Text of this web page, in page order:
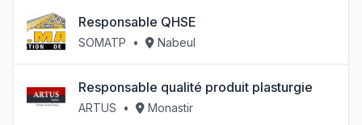
Responsable QHSE
SOMATP • Nabeul
Responsable qualité produit plasturgie
ARTUS • Monastir